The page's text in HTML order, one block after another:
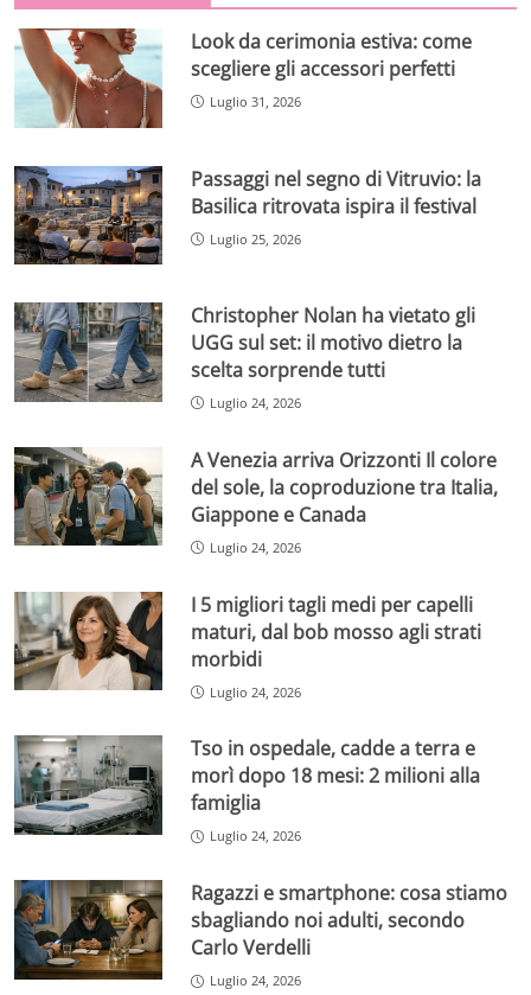
Look da cerimonia estiva: come
scegliere gli accessori perfetti
Luglio 31, 2026
Passaggi nel segno di Vitruvio: la
Basilica ritrovata ispira il festival
Luglio 25, 2026
Christopher Nolan ha vietato gli
UGG sul set: il motivo dietro la
scelta sorprende tutti
Luglio 24, 2026
A Venezia arriva Orizzonti Il colore
del sole, la coproduzione tra Italia,
Giappone e Canada
Luglio 24, 2026
I 5 migliori tagli medi per capelli
maturi, dal bob mosso agli strati
morbidi
Luglio 24, 2026
Tso in ospedale, cadde a terra e
morì dopo 18 mesi: 2 milioni alla
famiglia
Luglio 24, 2026
Ragazzi e smartphone: cosa stiamo
sbagliando noi adulti, secondo
Carlo Verdelli
Luglio 24, 2026